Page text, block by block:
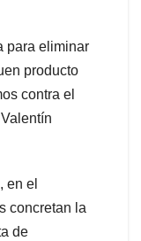
para eliminar
producto
contra el
en el
concretan la
de